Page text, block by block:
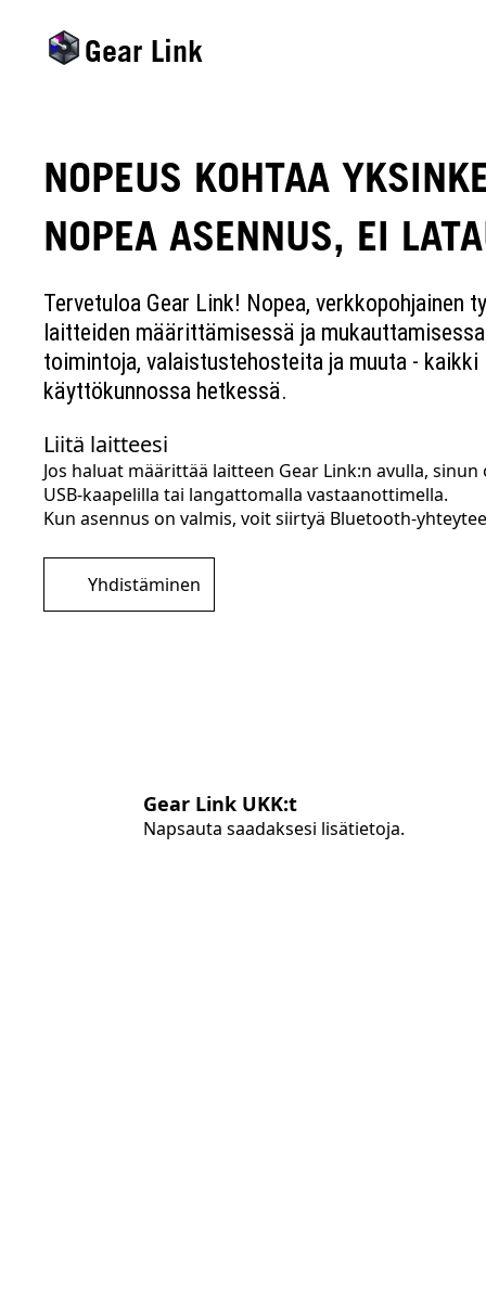
Gear Link
NOPEUS KOHTAA
NOPEA ASENNUS, EI
Tervetuloa Gear Link! Nopea, verkkopohjainen
laitteiden määrittämisessä ja
toimintoja, valaistustehosteita ja muuta -
käyttökunnossa hetkessä.
Liitä laitteesi
Jos haluat määrittää laitteen Gear Link:n avulla,
USB-kaapelilla tai langattomalla vastaanottimella.
Kun asennus on valmis, voit siirtyä Bluetooth-
Yhdistäminen
Gear Link UKK:t
Napsauta saadaksesi lisätietoja.